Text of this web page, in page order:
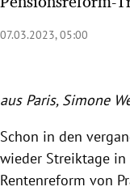
Untermenü
Untermenü
Untermenü
07.03.2023, 05:00
aus Paris, Simone
Schon in den
wieder Streiktage
Rentenreform von